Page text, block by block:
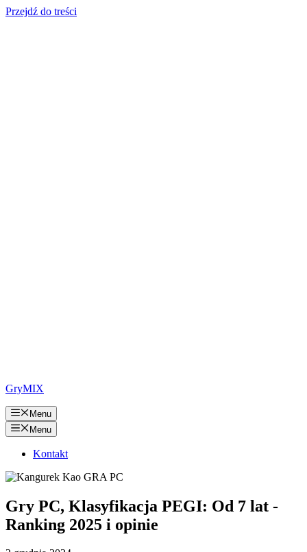
Przejdź do treści
GryMIX
Menu
Menu
Kontakt
Gry PC, Klasyfikacja PEGI: Od 7 lat -
Ranking 2025 i opinie